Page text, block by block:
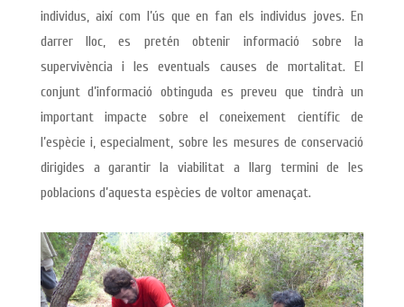
individus, així com l’ús que en fan els individus joves. En
darrer lloc, es pretén obtenir informació sobre la
supervivència i les eventuals causes de mortalitat. El
conjunt d’informació obtinguda es preveu que tindrà un
important impacte sobre el coneixement científic de
l’espècie i, especialment, sobre les mesures de conservació
dirigides a garantir la viabilitat a llarg termini de les
poblacions d’aquesta espècies de voltor amenaçat.